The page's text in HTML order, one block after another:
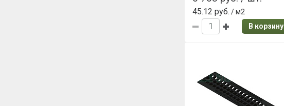
45.12 руб. / м2
В корзину